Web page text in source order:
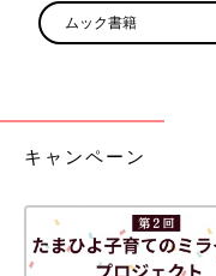
ムック書籍
キャンペーン